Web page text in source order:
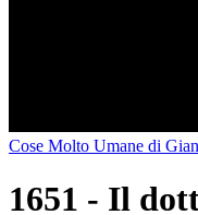
Cose Molto Umane di
1651 - Il